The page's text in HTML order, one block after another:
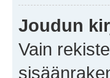
Joudun
Vain